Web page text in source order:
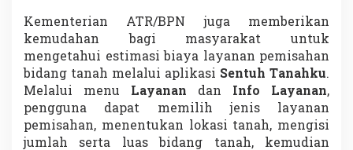
Kementerian ATR/BPN juga memberikan
kemudahan bagi masyarakat untuk
mengetahui estimasi biaya layanan pemisahan
bidang tanah melalui aplikasi Sentuh Tanahku.
Melalui menu Layanan dan Info Layanan,
pengguna dapat memilih jenis layanan
pemisahan, menentukan lokasi tanah, mengisi
jumlah serta luas bidang tanah, kemudian